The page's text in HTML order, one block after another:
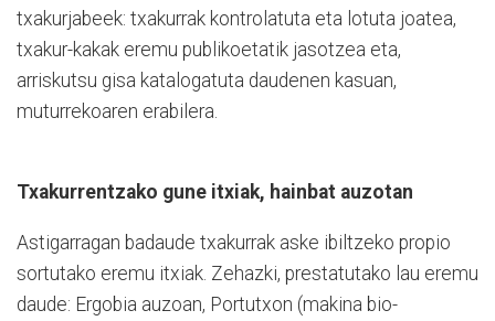
txakurjabeek: txakurrak kontrolatuta eta lotuta joatea,
txakur-kakak eremu publikoetatik jasotzea eta,
arriskutsu gisa katalogatuta daudenen kasuan,
muturrekoaren erabilera.
Txakurrentzako gune itxiak, hainbat auzotan
Astigarragan badaude txakurrak aske ibiltzeko propio
sortutako eremu itxiak. Zehazki, prestatutako lau eremu
daude: Ergobia auzoan, Portutxon (makina bio-